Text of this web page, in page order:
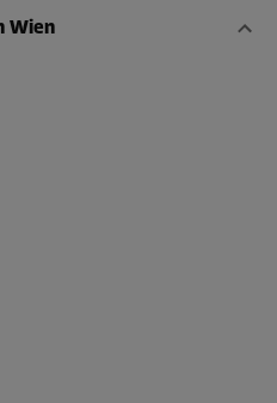
Wien